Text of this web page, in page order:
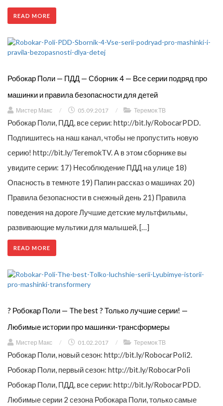
READ MORE
Робокар Поли — ПДД — Сборник 4 — Все серии подряд про
машинки и правила безопасности для детей
Мистер Макс / 05.09.2017 / Теремок ТВ
Робокар Поли, ПДД, все серии: http://bit.ly/RobocarPDD.
Подпишитесь на наш канал, чтобы не пропустить новую
серию! http://bit.ly/TeremokTV. А в этом сборнике вы
увидите серии: 17) Несоблюдение ПДД на улице 18)
Опасность в темноте 19) Папин рассказ о машинах 20)
Правила безопасности в снежный день 21) Правила
поведения на дороге Лучшие детские мультфильмы,
развивающие мультики для малышей, […]
READ MORE
? Робокар Поли — The best ? Только лучшие серии! —
Любимые истории про машинки-трансформеры
Мистер Макс / 01.02.2017 / Теремок ТВ
Робокар Поли, новый сезон: http://bit.ly/RobocarPoli2.
Робокар Поли, первый сезон: http://bit.ly/RobocarPoli
Робокар Поли, ПДД, все серии: http://bit.ly/RobocarPDD.
Любимые серии 2 сезона Робокара Поли, только самые